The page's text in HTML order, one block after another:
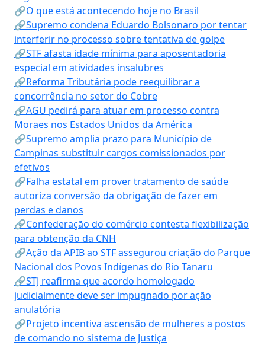
🔗O que está acontecendo hoje no Brasil
🔗Supremo condena Eduardo Bolsonaro por tentar
interferir no processo sobre tentativa de golpe
🔗STF afasta idade mínima para aposentadoria
especial em atividades insalubres
🔗Reforma Tributária pode reequilibrar a
concorrência no setor do Cobre
🔗AGU pedirá para atuar em processo contra
Moraes nos Estados Unidos da América
🔗Supremo amplia prazo para Município de
Campinas substituir cargos comissionados por
efetivos
🔗Falha estatal em prover tratamento de saúde
autoriza conversão da obrigação de fazer em
perdas e danos
🔗Confederação do comércio contesta flexibilização
para obtenção da CNH
🔗Ação da APIB ao STF assegurou criação do Parque
Nacional dos Povos Indígenas do Rio Tanaru
🔗STJ reafirma que acordo homologado
judicialmente deve ser impugnado por ação
anulatória
🔗Projeto incentiva ascensão de mulheres a postos
de comando no sistema de Justiça